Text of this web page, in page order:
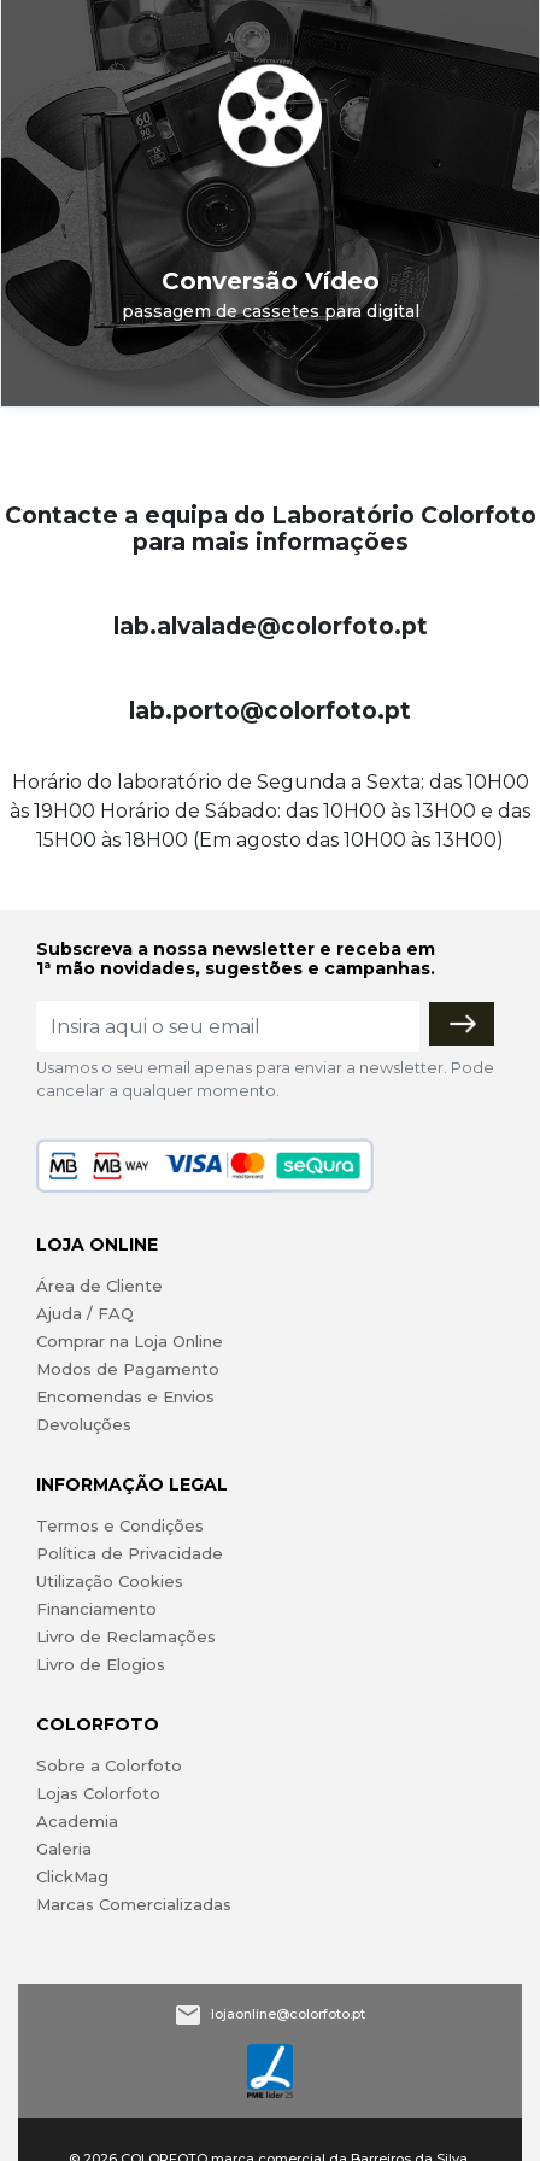
Conversão Vídeo
passagem de cassetes para digital
Contacte a equipa do Laboratório Colorfoto
para mais informações
lab.alvalade@colorfoto.pt
lab.porto@colorfoto.pt
Horário do laboratório de Segunda a Sexta: das 10H00
às 19H00 Horário de Sábado: das 10H00 às 13H00 e das
15H00 às 18H00 (Em agosto das 10H00 às 13H00)
Subscreva a nossa newsletter e receba em
1ª mão novidades, sugestões e campanhas.
Usamos o seu email apenas para enviar a newsletter. Pode
cancelar a qualquer momento.
LOJA ONLINE
Área de Cliente
Ajuda / FAQ
Comprar na Loja Online
Modos de Pagamento
Encomendas e Envios
Devoluções
INFORMAÇÃO LEGAL
Termos e Condições
Política de Privacidade
Utilização Cookies
Financiamento
Livro de Reclamações
Livro de Elogios
COLORFOTO
Sobre a Colorfoto
Lojas Colorfoto
Academia
Galeria
ClickMag
Marcas Comercializadas
lojaonline@colorfoto.pt